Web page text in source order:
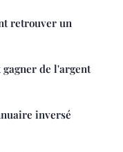
retrouver un
de l'argent
inversé